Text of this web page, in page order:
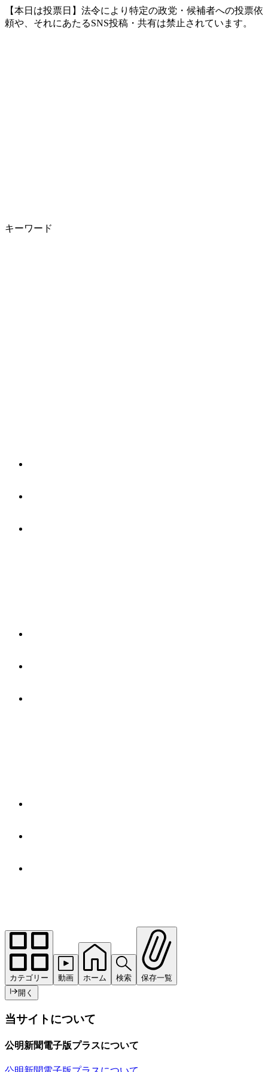
【本日は投票日】法令により特定の政党・候補者への投票依
頼や、それにあたるSNS投稿・共有は禁止されています。
キーワード
カテゴリー 動画 ホーム 検索
保存一覧
開く
当サイトについて
公明新聞電子版プラスについて